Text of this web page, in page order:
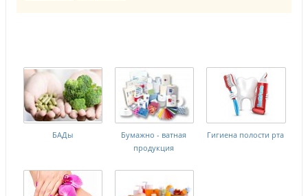
БАДы
Бумажно - ватная
продукция
Гигиена полости рта